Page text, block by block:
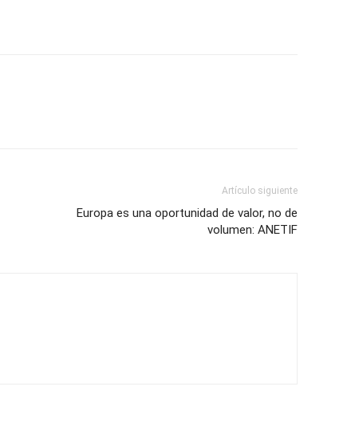
Artículo siguiente
Europa es una oportunidad de valor, no de
volumen: ANETIF